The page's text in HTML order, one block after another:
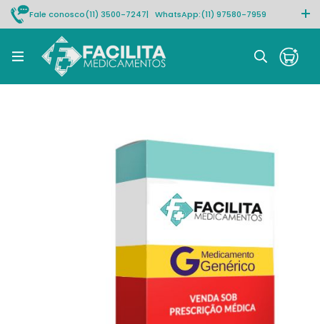
Fale conosco(11) 3500-7247| WhatsApp:(11) 97580-7959
Rastrear pedido